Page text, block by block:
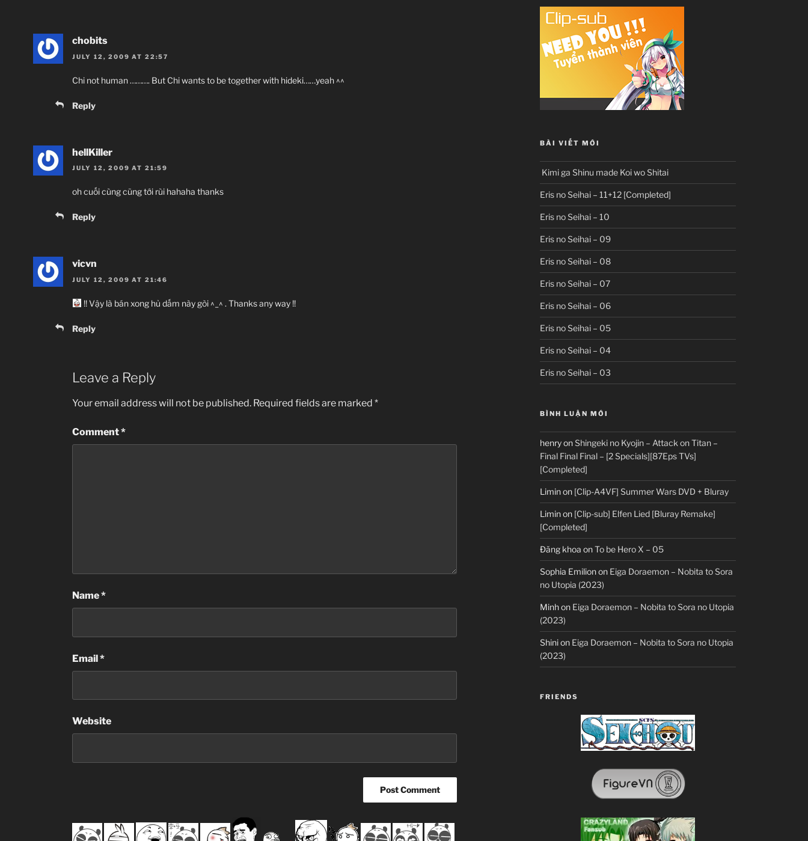
chobits
JULY 12, 2009 AT 22:57
Chi not human ………. But Chi wants to be together with hideki……yeah ^^
Reply
hellKiller
JULY 12, 2009 AT 21:59
oh cuối cùng cũng tới rùi hahaha thanks
Reply
vicvn
JULY 12, 2009 AT 21:46
!! Vậy là bán xong hủ dấm này gòi ^_^ . Thanks any way !!
Reply
Leave a Reply
Your email address will not be published. Required fields are marked *
Comment*
Name*
Email*
Website
BÀI VIẾT MỚI
Kimi ga Shinu made Koi wo Shitai
Eris no Seihai – 11+12 [Completed]
Eris no Seihai – 10
Eris no Seihai – 09
Eris no Seihai – 08
Eris no Seihai – 07
Eris no Seihai – 06
Eris no Seihai – 05
Eris no Seihai – 04
Eris no Seihai – 03
BÌNH LUẬN MỚI
henryonShingeki no Kyojin – Attack on Titan –
Final Final Final – [2 Specials][87Eps TVs]
[Completed]
Liminon [Clip-A4VF] Summer Wars DVD + Bluray
Liminon [Clip-sub] Elfen Lied [Bluray Remake]
[Completed]
Đăng khoa onTo be Hero X – 05
Sophia Emilionon Eiga Doraemon – Nobita to Sora
no Utopia (2023)
Minhon Eiga Doraemon – Nobita to Sora no Utopia
(2023)
Shinion Eiga Doraemon – Nobita to Sora no Utopia
(2023)
FRIENDS